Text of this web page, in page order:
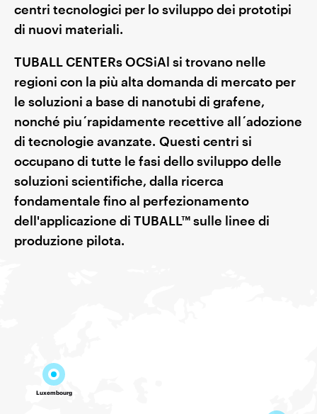
centri tecnologici per lo sviluppo dei prototipi
di nuovi materiali.
TUBALL CENTERs OCSiAl si trovano nelle
regioni con la più alta domanda di mercato per
le soluzioni a base di nanotubi di grafene,
nonché piu´rapidamente recettive all´adozione
di tecnologie avanzate. Questi centri si
occupano di tutte le fasi dello sviluppo delle
soluzioni scientifiche, dalla ricerca
fondamentale fino al perfezionamento
dell'applicazione di TUBALL™ sulle linee di
produzione pilota.